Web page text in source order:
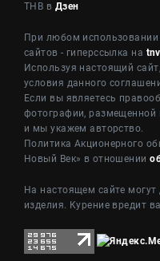
ТНВ в Дзен
При любом
сайтов - гиперссылка на
Используя настоящий
условия данного
Если вы являетесь
фотографии, размещенной
и мы укажем авторство.
Политика Акционерного
Новый Век» в отношении
На настоящем сайте
изделия. Курение вредит